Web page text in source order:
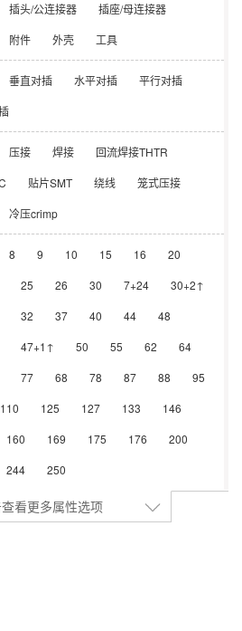
插头/公连接器
插座/母连接器
附件 外壳 工具
垂直对插 水平对插
平行对插
压接 焊接
回流焊接THTR
贴片SMT 绕线
笼式压接
冷压crimp
8 9 10 15 16
20
25 26 30 7+24
30+2↑
32 37 40 44
48
47+1↑ 50 55 62
64
77 68 78 87 88
95
110 125 127 133
146
160 169 175 176
200
244 250
看更多属性选项